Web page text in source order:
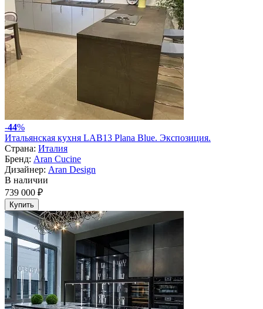
-44%
Итальянская кухня LAB13 Plana Blue. Экспозиция.
Страна: Италия
Бренд: Aran Cucine
Дизайнер: Aran Design
В наличии
739 000 ₽
Купить